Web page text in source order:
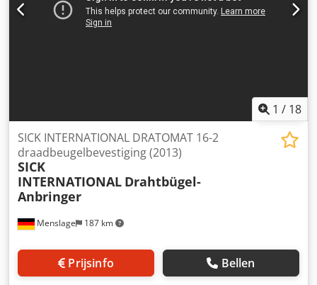
1 / 18
Menslage 187 km
SICK INTERNATIONAL DRATOMAT 16-2
draadbeugelbevestiging (2013)
SICK
INTERNATIONAL Drahtbügel-
Anbringer
Prijsinfo Bellen